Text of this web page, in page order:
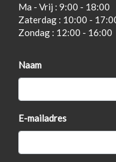
Elektronisch sper
Elektronisch
Extra getint glas
Gescheiden
Grootglazen
Hoofd airbag(s)
Ma - Vrij : 9:00 - 18:00
Zaterdag : 10:00 -
Zondag : 12:00 - 16:00
Naam
E-mailadres